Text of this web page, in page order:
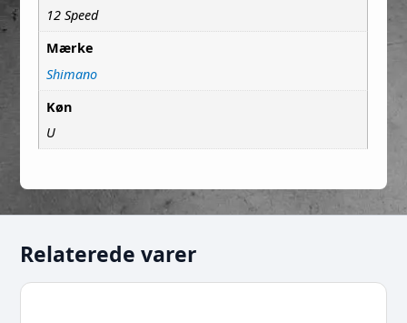
12 Speed
Mærke
Shimano
Køn
U
Relaterede varer